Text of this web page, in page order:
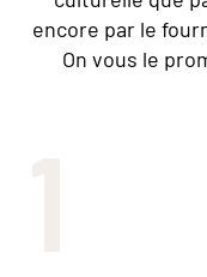
encore par le
On vous le